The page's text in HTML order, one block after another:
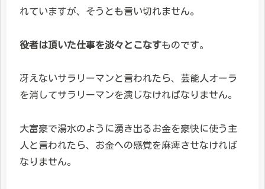
れていますが、そうとも言い切れません。
役者は頂いた仕事を淡々とこなすものです。
冴えないサラリーマンと言われたら、芸能人オーラ
を消してサラリーマンを演じなければなりません。
大富豪で湯水のように湧き出るお金を豪快に使う主
人と言われたら、お金への感覚を麻痺させなければ
なりません。